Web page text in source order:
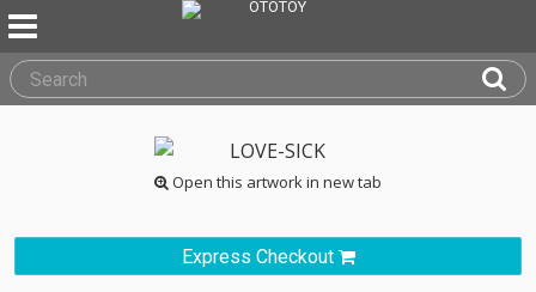
Open this artwork in new tab
Express Checkout